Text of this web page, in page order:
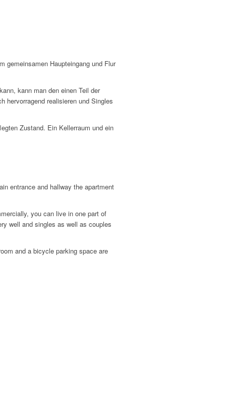
gemeinsamen Haupteingang und Flur
kann man den einen Teil der
hervorragend realisieren und Singles
Zustand. Ein Kellerraum und ein
entrance and hallway the apartment
you can live in one part of
well and singles as well as couples
and a bicycle parking space are